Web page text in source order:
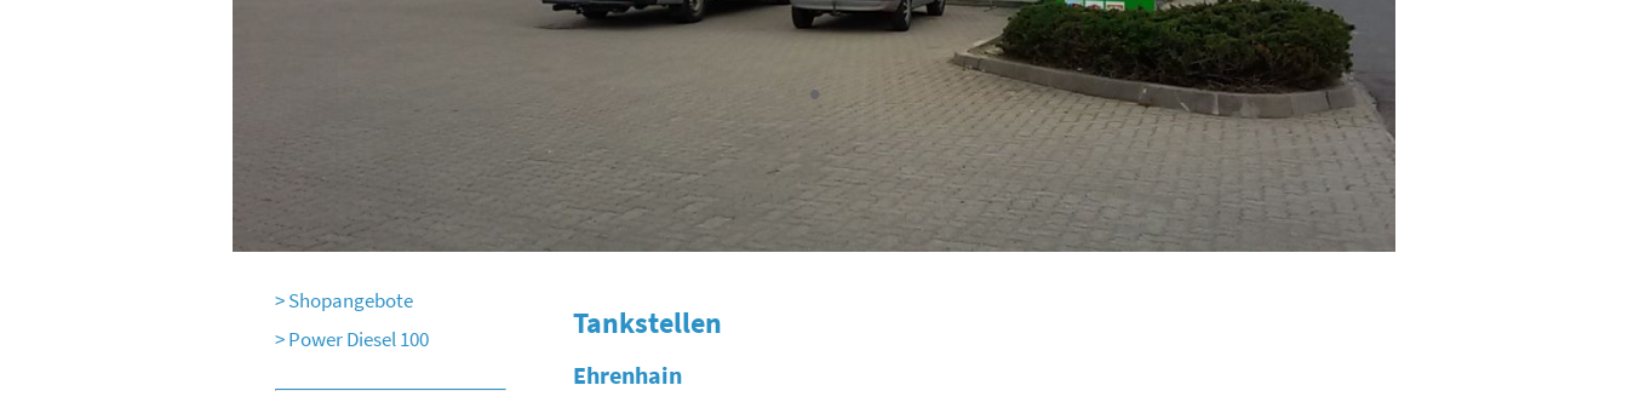
•
Tankstellen
Ehrenhain
Shopangebote
Power Diesel 100